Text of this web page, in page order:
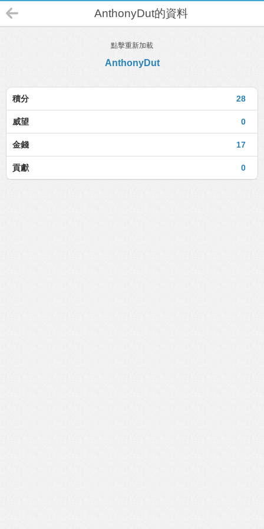
AnthonyDut的資料
點擊重新加載
AnthonyDut
28
積分
0
威望
17
金錢
0
貢獻